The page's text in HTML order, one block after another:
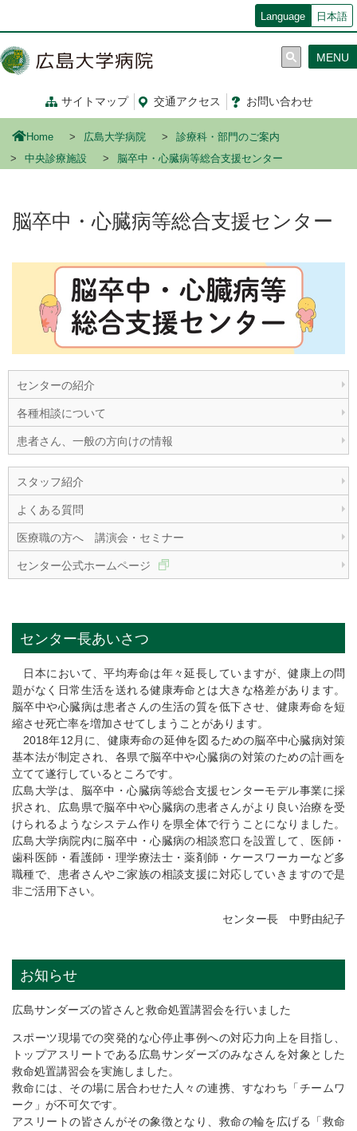
コ
ン
移
Language 日本語
サイトマップ 交通アクセス お問い合わせ
MENU
Home 広島大学病院
診療科・部門のご案内
中央診療施設
脳卒中・心臓病等総合支援センター
脳卒中・心臓病等総合支援センター
センターの紹介
各種相談について
患者さん、一般の方向けの情報
スタッフ紹介
よくある質問
医療職の方へ 講演会・セミナー
センター公式ホームページ
センター長あいさつ
日本において、平均寿命は年々延長していますが、健康上の問
題がなく日常生活を送れる健康寿命とは大きな格差があります。
脳卒中や心臓病は患者さんの生活の質を低下させ、健康寿命を短
縮させ死亡率を増加させてしまうことがあります。
2018年12月に、健康寿命の延伸を図るための脳卒中心臓病対策
基本法が制定され、各県で脳卒中や心臓病の対策のための計画を
立てて遂行しているところです。
広島大学は、脳卒中・心臓病等総合支援センターモデル事業に採
択され、広島県で脳卒中や心臓病の患者さんがより良い治療を受
けられるようなシステム作りを県全体で行うことになりました。
広島大学病院内に脳卒中・心臓病の相談窓口を設置して、医師・
歯科医師・看護師・理学療法士・薬剤師・ケースワーカーなど多
職種で、患者さんやご家族の相談支援に対応していきますので是
非ご活用下さい。
センター長 中野由紀子
お知らせ
広島サンダーズの皆さんと救命処置講習会を行いました
スポーツ現場での突発的な心停止事例への対応力向上を目指し、
トップアスリートである広島サンダーズのみなさんを対象とした
救命処置講習会を実施しました。
救命には、その場に居合わせた人々の連携、すなわち「チームワ
ーク」が不可欠です。
アスリートの皆さんがその象徴となり、救命の輪を広げる「救命